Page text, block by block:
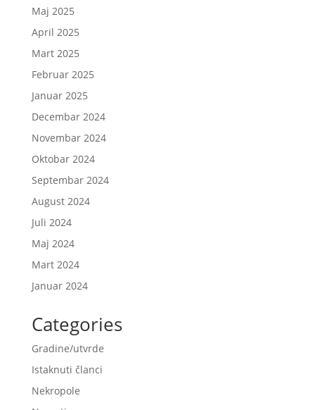
Maj 2025
April 2025
Mart 2025
Februar 2025
Januar 2025
Decembar 2024
Novembar 2024
Oktobar 2024
Septembar 2024
August 2024
Juli 2024
Maj 2024
Mart 2024
Januar 2024
Categories
Gradine/utvrde
Istaknuti članci
Nekropole